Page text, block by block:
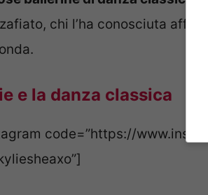
chi l’ha conosciuta
e la danza classica
code=”https://